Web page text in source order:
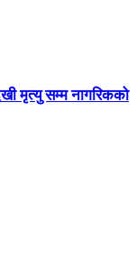
मृत्यु सम्म नागरिकको